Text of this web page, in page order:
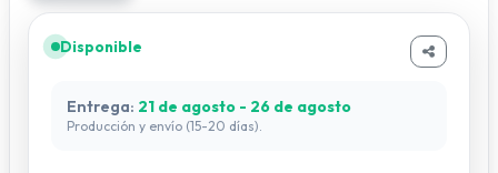
Configuración como se muestra en imagen
No incluye fuentes de alimentación ni sistema de
50 tubos LED
Disponible
Entrega: 21 de agosto - 26 de agosto
Producción y envío (15-20 días).